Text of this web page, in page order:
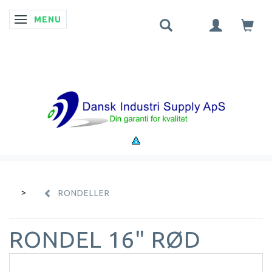
SKIFTE NAVIGATION
MENU
RONDELLER
RONDEL 16" RØD